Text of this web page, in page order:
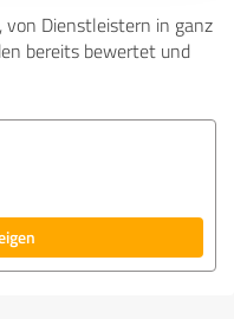
von Dienstleistern in ganz
bereits bewertet und